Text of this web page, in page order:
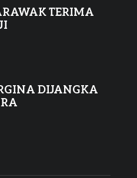
TERIMA
DIJANGKA